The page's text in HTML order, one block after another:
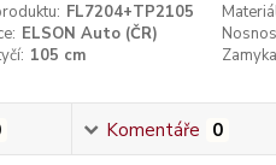
FL7204+TP2105
ELSON Auto (ČR)
105 cm
Komentáře 0